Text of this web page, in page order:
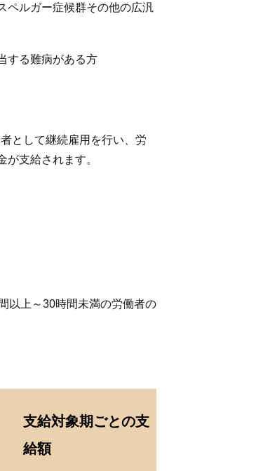
ペルガー症候群その他の広汎
する難病がある方
として継続雇用を行い、労
支給されます。
以上～30時間未満の労働者の
支給対象期ごとの支
給額